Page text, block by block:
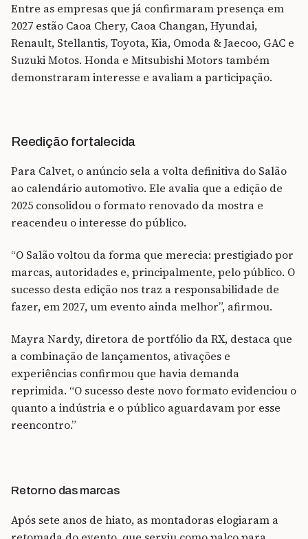
Entre as empresas que já confirmaram presença em
2027 estão Caoa Chery, Caoa Changan, Hyundai,
Renault, Stellantis, Toyota, Kia, Omoda & Jaecoo, GAC e
Suzuki Motos. Honda e Mitsubishi Motors também
demonstraram interesse e avaliam a participação.
Reedição fortalecida
Para Calvet, o anúncio sela a volta definitiva do Salão
ao calendário automotivo. Ele avalia que a edição de
2025 consolidou o formato renovado da mostra e
reacendeu o interesse do público.
“O Salão voltou da forma que merecia: prestigiado por
marcas, autoridades e, principalmente, pelo público. O
sucesso desta edição nos traz a responsabilidade de
fazer, em 2027, um evento ainda melhor”, afirmou.
Mayra Nardy, diretora de portfólio da RX, destaca que
a combinação de lançamentos, ativações e
experiências confirmou que havia demanda
reprimida. “O sucesso deste novo formato evidenciou o
quanto a indústria e o público aguardavam por esse
reencontro.”
Retorno das marcas
Após sete anos de hiato, as montadoras elogiaram a